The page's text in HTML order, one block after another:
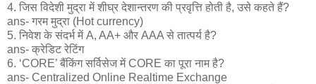
4. जिस विदेशी मुद्रा में शीघ्र देशान्तरण की प्रवृत्ति होती है, उसे कहते हैं?
ans- गरम मुद्रा (Hot currency)
5. निवेश के संदर्भ में A, AA+ और AAA से तात्पर्य है?
ans- क्रेडिट रेटिंग
6. ‘CORE’ बैंकिंग सर्विसेज में CORE का पूरा नाम है?
ans- Centralized Online Realtime Exchange